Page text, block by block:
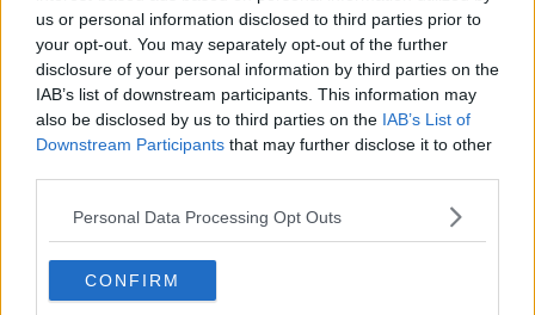
us or personal information disclosed to third parties prior to
your opt-out. You may separately opt-out of the further
disclosure of your personal information by third parties on the
IAB’s list of downstream participants. This information may
also be disclosed by us to third parties on the IAB’s List of
Downstream Participants that may further disclose it to other
Personal Data Processing Opt Outs
CONFIRM
50/2016.
Fra i provvedimenti c'è anche l'approvazione della Verifica della
l'approvazione del Documento Unico di Programmazione 2022-
2024 e l'approvazione del Bilancio di Previsione 2022–2024 e
relativi allegati.